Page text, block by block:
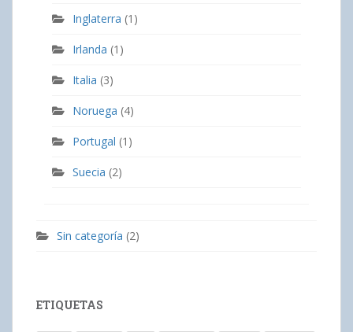
Inglaterra (1)
Irlanda (1)
Italia (3)
Noruega (4)
Portugal (1)
Suecia (2)
Sin categoría (2)
ETIQUETAS